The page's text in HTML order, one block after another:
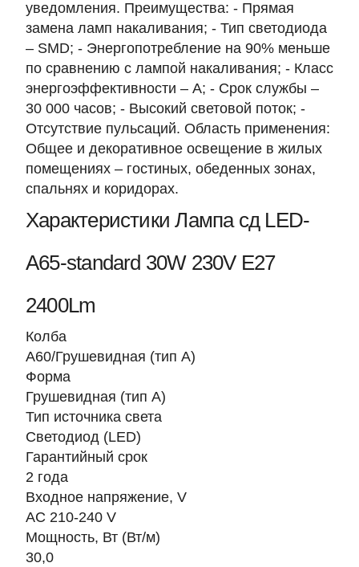
уведомления. Преимущества: - Прямая
замена ламп накаливания; - Тип светодиода
– SMD; - Энергопотребление на 90% меньше
по сравнению с лампой накаливания; - Класс
энергоэффективности – А; - Срок службы –
30 000 часов; - Высокий световой поток; -
Отсутствие пульсаций. Область применения:
Общее и декоративное освещение в жилых
помещениях – гостиных, обеденных зонах,
спальнях и коридорах.
Характеристики Лампа сд LED-
A65-standard 30W 230V Е27
2400Lm
Колба
A60/Грушевидная (тип A)
Форма
Грушевидная (тип А)
Тип источника света
Светодиод (LED)
Гарантийный срок
2 года
Входное напряжение, V
AC 210-240 V
Мощность, Вт (Вт/м)
30,0